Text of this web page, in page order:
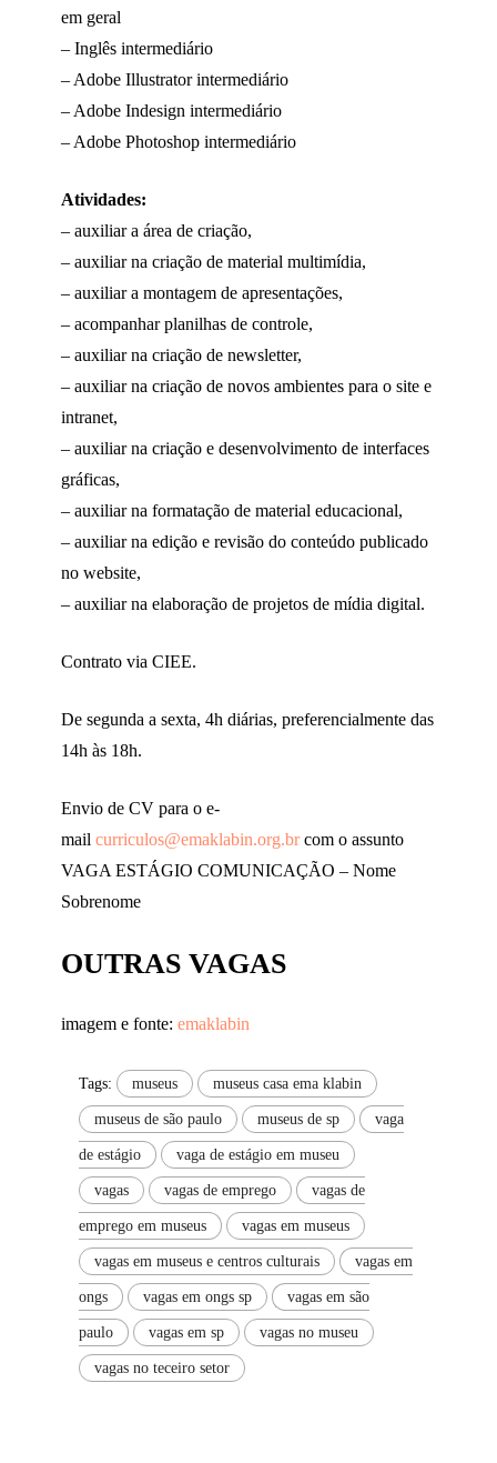
em geral
– Inglês intermediário
– Adobe Illustrator intermediário
– Adobe Indesign intermediário
– Adobe Photoshop intermediário
Atividades:
– auxiliar a área de criação,
– auxiliar na criação de material multimídia,
– auxiliar a montagem de apresentações,
– acompanhar planilhas de controle,
– auxiliar na criação de newsletter,
– auxiliar na criação de novos ambientes para o site e
intranet,
– auxiliar na criação e desenvolvimento de interfaces
gráficas,
– auxiliar na formatação de material educacional,
– auxiliar na edição e revisão do conteúdo publicado
no website,
– auxiliar na elaboração de projetos de mídia digital.
Contrato via CIEE.
De segunda a sexta, 4h diárias, preferencialmente das
14h às 18h.
Envio de CV para o e-
mail curriculos@emaklabin.org.brcom o assunto
VAGA ESTÁGIO COMUNICAÇÃO – Nome
Sobrenome
OUTRAS VAGAS
imagem e fonte: emaklabin
Tags: museus museus casa ema klabin
museus de são paulo museus de sp vaga
de estágio vaga de estágio em museu
vagas vagas de emprego vagas de
emprego em museus vagas em museus
vagas em museus e centros culturais vagas em
ongs vagas em ongs sp vagas em são
paulo vagas em sp vagas no museu
vagas no teceiro setor